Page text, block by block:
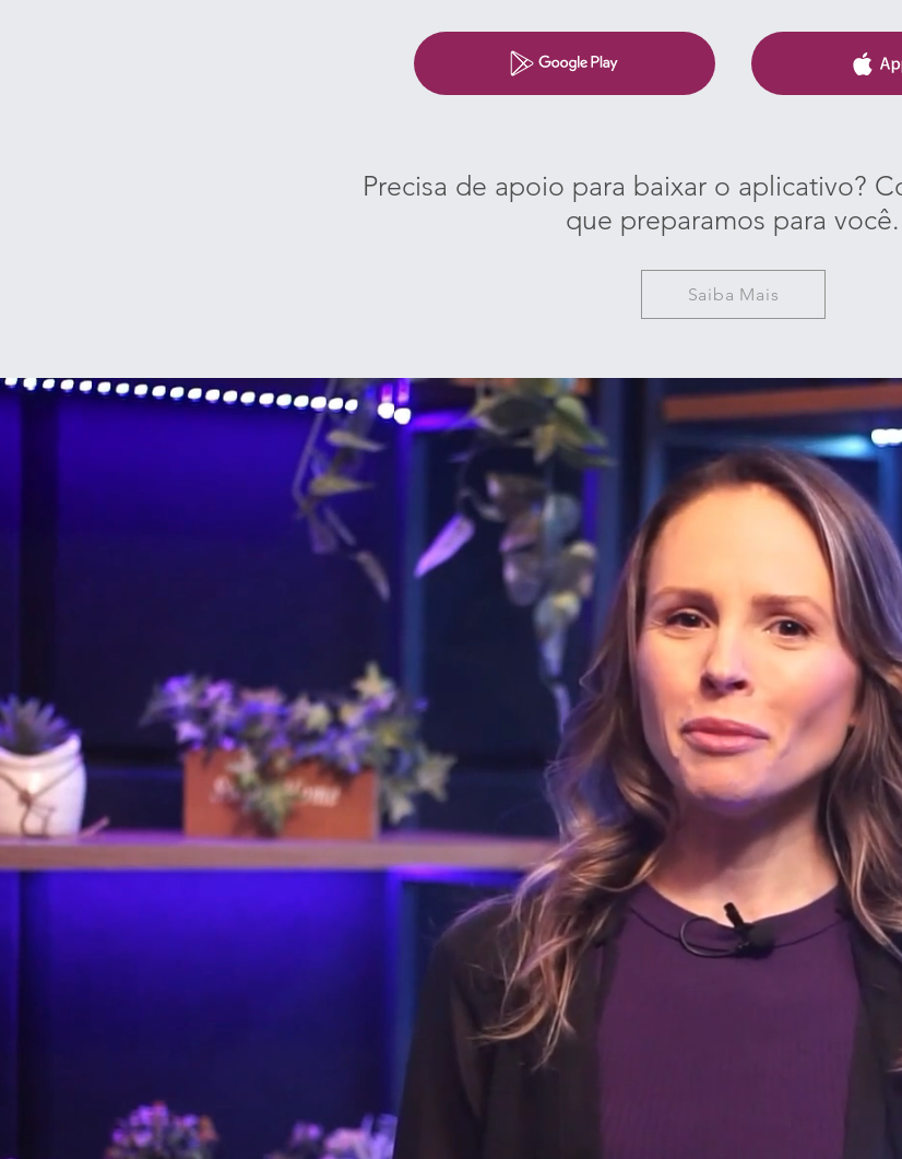
Precisa de apoio para baixar o aplicativo?
que preparamos para você.
Saiba Mais